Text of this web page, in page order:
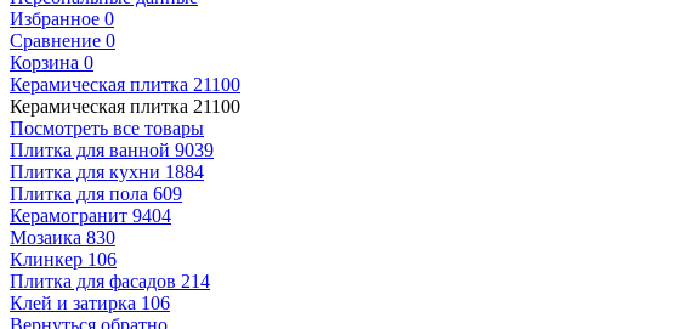
Избранное 0
Сравнение 0
Корзина 0
Керамическая плитка 21100
Керамическая плитка 21100
Посмотреть все товары
Плитка для ванной 9039
Плитка для кухни 1884
Плитка для пола 609
Керамогранит 9404
Мозаика 830
Клинкер 106
Плитка для фасадов 214
Клей и затирка 106
Вернуться обратно